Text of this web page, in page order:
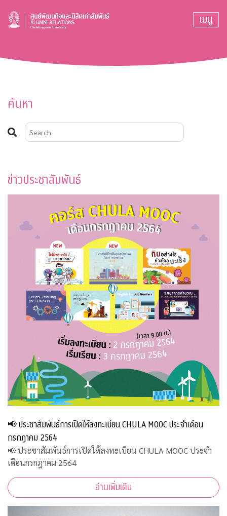
เมนู
ค้นหา
ข่าวประชาสัมพันธ์
📢 ประชาสัมพันธ์การเปิดให้ลงทะเบียน CHULA MOOC ประจำเดือน
กรกฎาคม 2564
📢 ประชาสัมพันธ์การเปิดให้ลงทะเบียน CHULA MOOC ประจำ
เดือนกรกฎาคม 2564
อ่านเพิ่มเติม